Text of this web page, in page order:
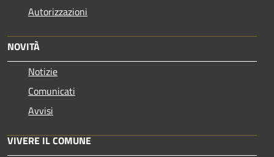
Autorizzazioni
NOVITÀ
Notizie
Comunicati
Avvisi
VIVERE IL COMUNE